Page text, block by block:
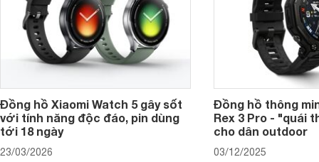
Đồng hồ Xiaomi Watch 5 gây sốt
với tính năng độc đáo, pin dùng
tới 18 ngày
23/03/2026
Đồng hồ thông
Rex 3 Pro - "quái
cho dân outdoor
03/12/2025